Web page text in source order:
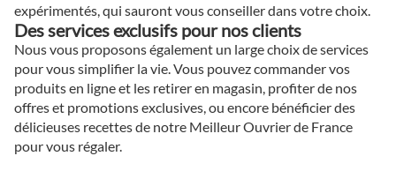
expérimentés, qui sauront vous conseiller dans votre choix.
Des services exclusifs pour nos clients
Nous vous proposons également un large choix de services
pour vous simplifier la vie. Vous pouvez commander vos
produits en ligne et les retirer en magasin, profiter de nos
offres et promotions exclusives, ou encore bénéficier des
délicieuses recettes de notre Meilleur Ouvrier de France
pour vous régaler.